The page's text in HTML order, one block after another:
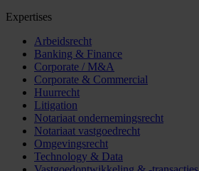
Expertises
Arbeidsrecht
Banking & Finance
Corporate / M&A
Corporate & Commercial
Huurrecht
Litigation
Notariaat ondernemingsrecht
Notariaat vastgoedrecht
Omgevingsrecht
Technology & Data